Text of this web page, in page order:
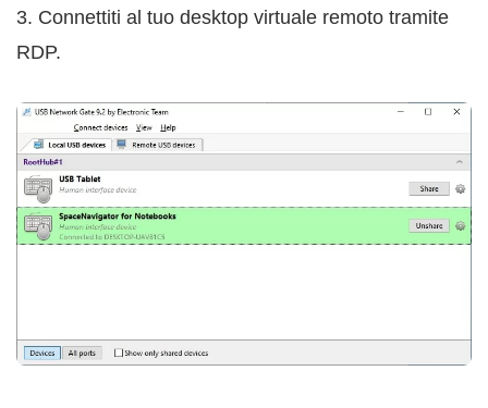
3. Connettiti al tuo desktop virtuale remoto tramite
RDP.